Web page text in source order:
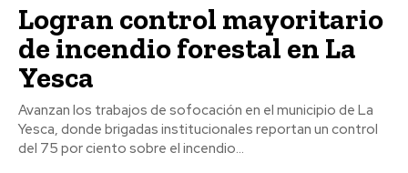
Logran control mayoritario
de incendio forestal en La
Yesca
Avanzan los trabajos de sofocación en el municipio de La
Yesca, donde brigadas institucionales reportan un control
del 75 por ciento sobre el incendio...